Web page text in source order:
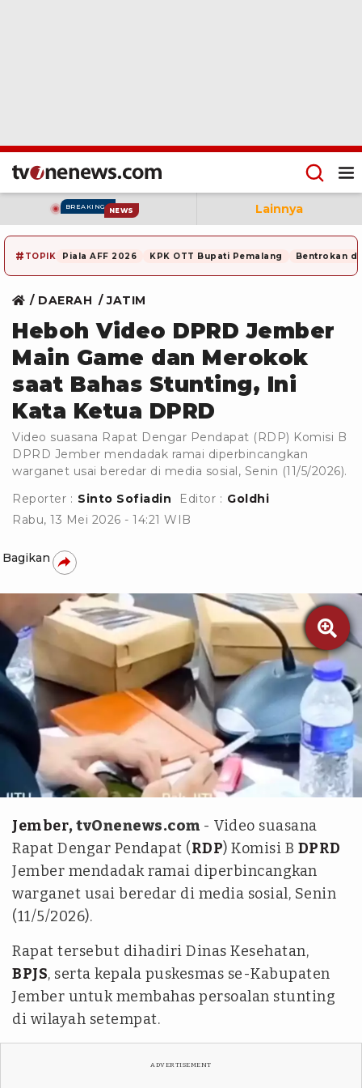
BREAKING NEWS Lainnya
# TOPIK Piala AFF 2026 KPK OTT Bupati Pemalang Bentrokan di
DAERAH JATIM
Heboh Video DPRD Jember
Main Game dan Merokok
saat Bahas Stunting, Ini
Kata Ketua DPRD
Video suasana Rapat Dengar Pendapat (RDP) Komisi B
DPRD Jember mendadak ramai diperbincangkan
warganet usai beredar di media sosial, Senin (11/5/2026).
Reporter : Sinto Sofiadin Editor : Goldhi
Rabu, 13 Mei 2026 - 14:21 WIB
Bagikan

tvOne - sinto sofian
Jember, tvOnenews.com - Video suasana
Rapat Dengar Pendapat (RDP) Komisi B DPRD
Jember mendadak ramai diperbincangkan
warganet usai beredar di media sosial, Senin
(11/5/2026).
Rapat tersebut dihadiri Dinas Kesehatan,
BPJS, serta kepala puskesmas se-Kabupaten
Jember untuk membahas persoalan stunting
di wilayah setempat.
ADVERTISEMENT